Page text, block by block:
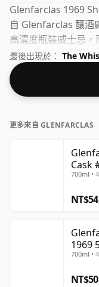
Glenfarclas 1969
自 Glenfarclas 釀酒
高濃度瓶裝威士忌
56.2%。
最後出現於： The
更多來自 GLENFARCLAS
Cask
700ml •
1969
700ml •